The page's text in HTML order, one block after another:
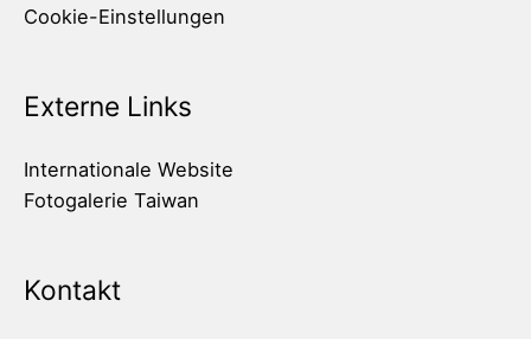
Cookie-Einstellungen
Externe Links
Internationale Website
Fotogalerie Taiwan
Kontakt